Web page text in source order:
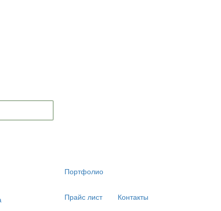
Портфолио
Прайс лист Контакты